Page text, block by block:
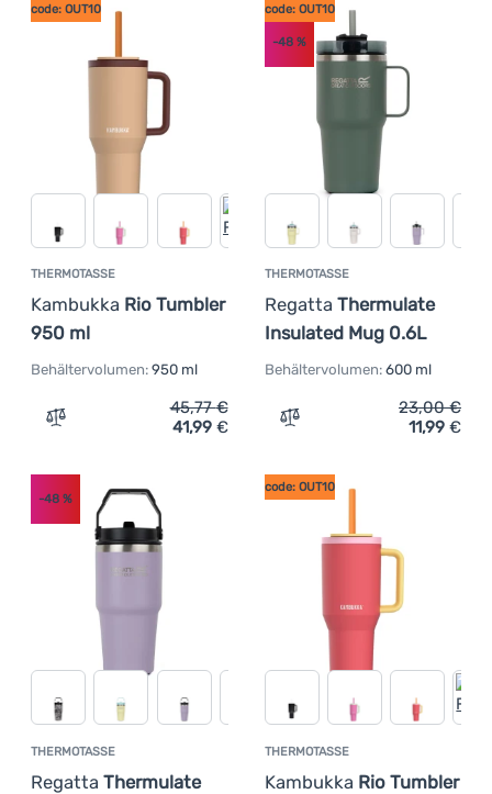
THERMOTASSE
Kambukka Rio Tumbler
950 ml
code: OUT10
Behältervolumen: 950 ml
Zum Vergleich 'Thermotasse Kambukka Rio Tumbler
45,77€
41,99 €
THERMOTASSE
Regatta Thermulate
Insulated Mug 0.6L
code: OUT10
-48%
Behältervolumen: 600 ml
Zum Vergleich
23,00€
11,99 €
THERMOTASSE
Regatta Thermulate
-48 %
THERMOTASSE
Kambukka Rio Tumbler
code: OUT10